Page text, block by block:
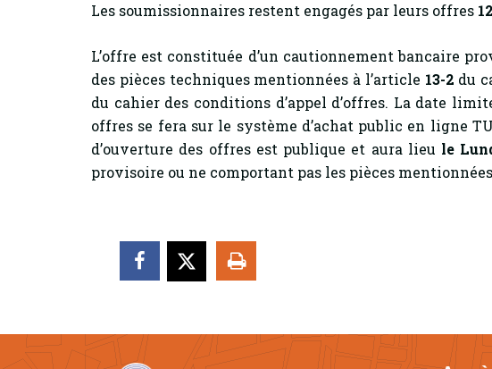
Les soumissionnaires restent engagés par leurs offres
L’offre est constituée d’un cautionnement bancaire
des pièces techniques mentionnées à l’article 13-2 du
du cahier des conditions d’appel d’offres. La date
offres se fera sur le système d’achat public en ligne
d’ouverture des offres est publique et aura lieu le
provisoire ou ne comportant pas les pièces